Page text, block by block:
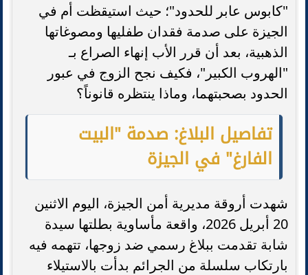
"كابوس عابر للحدود"؛ حيث استيقظت أم في
الجيزة على صدمة فقدان طفليها ومصوغاتها
الذهبية، بعد أن قرر الأب إنهاء الصراع بـ
"الهروب الكبير"، فكيف نجح الزوج في عبور
الحدود بصحبتهما، وماذا ينتظره قانوناً؟
تفاصيل البلاغ: صدمة "البيت
الفارغ" في الجيزة
شهدت أروقة مديرية أمن الجيزة، اليوم الاثنين
20 أبريل 2026، واقعة مأساوية بطلتها سيدة
شابة تقدمت ببلاغ رسمي ضد زوجها، تتهمه فيه
بارتكاب سلسلة من الجرائم بدأت بالاستيلاء